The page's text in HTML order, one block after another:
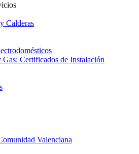
Calderas
Certificados de Instalación
Valenciana